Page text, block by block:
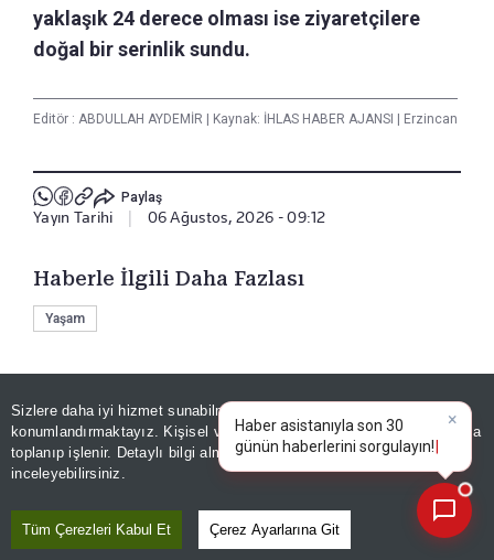
Sizlere daha iyi hizmet sunabilmek adına sitemizde
konumlandırmaktayız. Kişisel verileriniz, KVKK ve GDPR kapsamında
toplanıp işlenir. Detaylı bilgi almak için Aydınlatma Metnimizi
inceleyebilirsiniz.
Tüm Çerezleri Kabul Et Çerez Ayarlarına Git
yaklaşık 24 derece olması ise ziyaretçilere
doğal bir serinlik sundu.
Editör : ABDULLAH AYDEMİR | Kaynak: İHLAS HABER AJANSI | Erzincan
Paylaş
Yayın Tarihi 06 Ağustos, 2026 - 09:12
Haberle İlgili Daha Fazlası
Yaşam
Bizi Takip Edin
×
Haber asistanıyla son 30
günün hab|